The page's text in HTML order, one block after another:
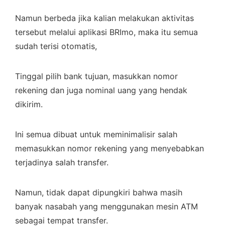
Namun berbeda jika kalian melakukan aktivitas
tersebut melalui aplikasi BRImo, maka itu semua
sudah terisi otomatis,
Tinggal pilih bank tujuan, masukkan nomor
rekening dan juga nominal uang yang hendak
dikirim.
Ini semua dibuat untuk meminimalisir salah
memasukkan nomor rekening yang menyebabkan
terjadinya salah transfer.
Namun, tidak dapat dipungkiri bahwa masih
banyak nasabah yang menggunakan mesin ATM
sebagai tempat transfer.